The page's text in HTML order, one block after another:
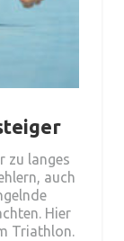
zu langes
auch
Hier
Triathlon.